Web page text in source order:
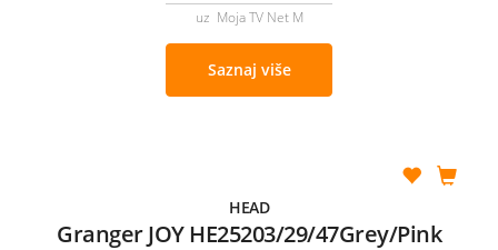
uz Moja TV Net M
Saznaj više
HEAD
Granger JOY HE25203/29/47Grey/Pink